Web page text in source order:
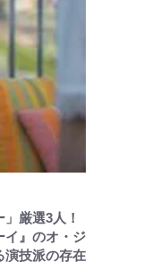
厳選3人！
イ』のオ・ジ
演技派の存在